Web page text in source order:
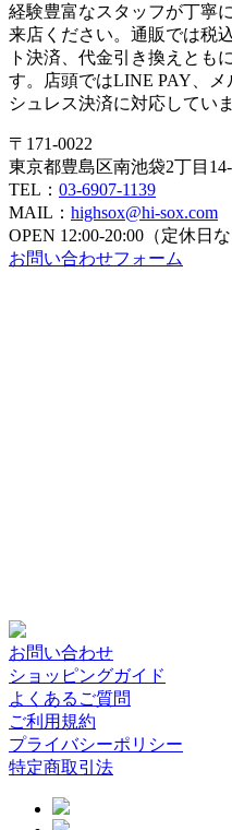
経験豊富なスタッフが丁寧
来店ください。通販では税
ト決済、代金引き換えとも
す。店頭ではLINE PAY、メ
シュレス決済に対応していま
〒171-0022
東京都豊島区南池袋2丁目
TEL： 03-6907-1139
MAIL： highsox@hi-sox.com
OPEN 12:00-20:00（定休日な
お問い合わせフォーム
お問い合わせ
ショッピングガイド
よくあるご質問
ご利用規約
プライバシーポリシー
特定商取引法